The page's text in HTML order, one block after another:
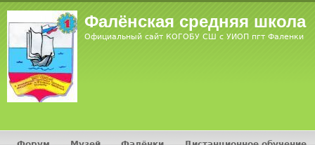
Фалёнская средняя школа
Официальный сайт КОГОБУ СШ с УИОП пгт Фаленки